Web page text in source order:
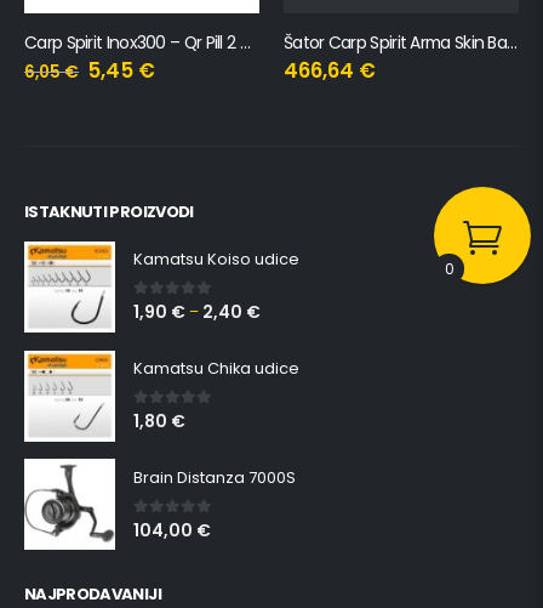
Carp Spirit Inox300 – Qr Pill 2 Pack
6,05€ 5,45 €
Šator Carp Spirit Arma Skin Baby Dolmen
466,64 €
ISTAKNUTI PROIZVODI
Kamatsu Koiso udice
0 out of 5
1,90 € – 2,40 €
Kamatsu Chika udice
0 out of 5
1,80 €
Brain Distanza 7000S
0out of 5
104,00 €
NAJPRODAVANIJI
0